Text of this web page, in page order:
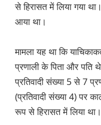
से हिरासत में लिया गया
आया था।
मामला यह था कि
प्रणाली के पिता और पति
प्रतिवादी संख्या 5 से 7
(प्रतिवादी संख्या 4) पर
रूप से हिरासत में लिया था।